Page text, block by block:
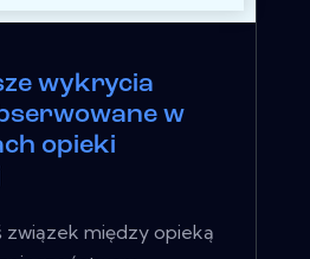
wykrycia
w
opieki
związek między opieką